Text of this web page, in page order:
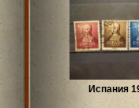
Испания